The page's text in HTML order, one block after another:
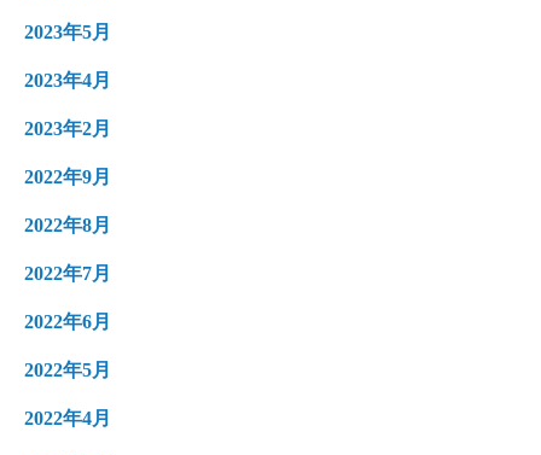
2023年5月
2023年4月
2023年2月
2022年9月
2022年8月
2022年7月
2022年6月
2022年5月
2022年4月